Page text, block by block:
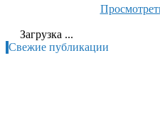
Загрузка ...
Свежие публикации